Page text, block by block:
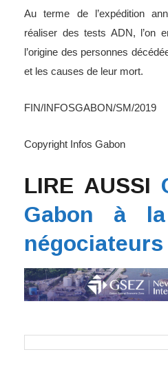
Au terme de l’expédition
réaliser des tests ADN, l’on
l’origine des personnes
et les causes de leur mort.
FIN/INFOSGABON/SM/2019
Copyright Infos Gabon
LIRE AUSSI
Gabon à